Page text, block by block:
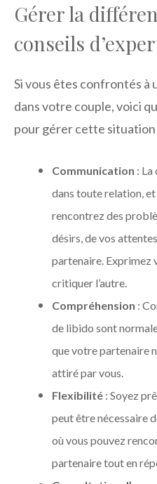
Gérer la
conseils
Si vous êtes confrontés
dans votre couple, voici
pour gérer cette situation
Communication :
dans toute relation,
rencontrez des
désirs, de vos
partenaire. Exprimez
critiquer l’autre.
Compréhension :
de libido sont
que votre partenaire
attiré par vous.
Flexibilité : Soyez
peut être nécessaire
où vous pouvez
partenaire tout en